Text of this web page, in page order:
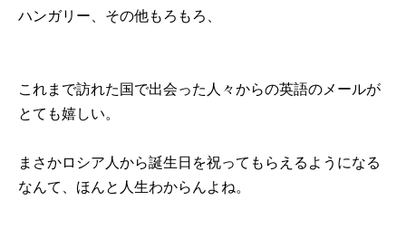
ハンガリー、その他もろもろ、
これまで訪れた国で出会った人々からの英語のメールが
とても嬉しい。
まさかロシア人から誕生日を祝ってもらえるようになる
なんて、ほんと人生わからんよね。